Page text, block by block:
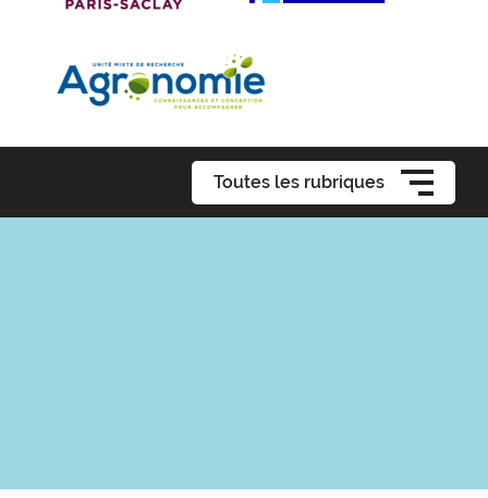
Toutes les rubriques